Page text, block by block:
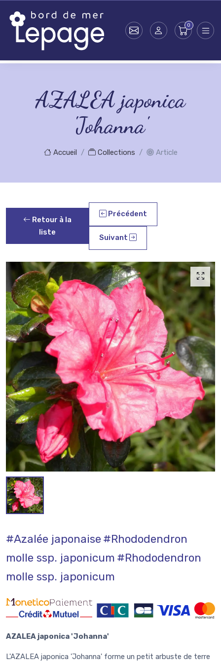
AZALEA japonica
'Johanna'
Accueil Collections Article
Retour à la
liste
Précédent
Suivant
#Azalée japonaise#Rhododendron
molle ssp. japonicum #Rhododendron
molle ssp. japonicum
AZALEA japonica 'Johanna'
L'AZALEA japonica 'Johanna' forme un petit arbuste de terre